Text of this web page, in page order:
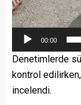
00:00
Denetimlerde
kontrol
incelendi.